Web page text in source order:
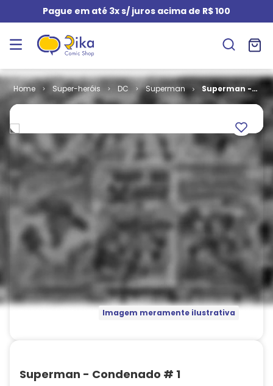
Pague em até 3x s/ juros acima de R$ 100
Super-heróis DC Superman
Superman -
Condenado #
Imagem meramente ilustrativa
Superman - Condenado # 1